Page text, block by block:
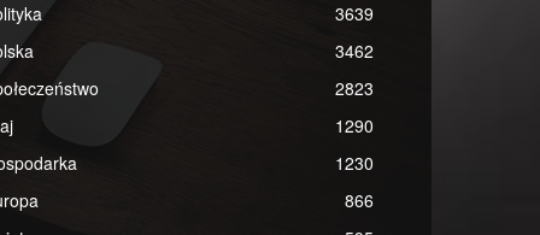
3639
3462
2823
1290
1230
866